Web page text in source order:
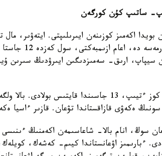
ساتىپ كۇن كورگەن
بويدا اكەمىز كوزىنەن ايىرىلىپتى. ايتەۋىر،
قىلادى.
سيپاپ، ارىق- سەمىزدىگىن ايىرۋدىڭ سىرىن
سونىڭ ەكەۋى قازاقستاندا تۋعان. قازىر ءاسيا
سوڭ، انام بالا- شاعاسىمەن اكەمنىڭ
ءبارىمىز اۋعانستاندا كيىم- كەشەك،